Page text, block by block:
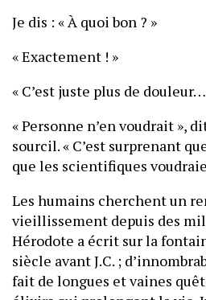
Je dis : « À quoi bon ? »
« Exactement ! »
« C’est juste plus de
« Personne n’en voudrait »,
sourcil. « C’est surprenant
que les scientifiques
Les humains cherchent un
vieillissement depuis des
Hérodote a écrit sur la
siècle avant J.C. ;
fait de longues et vaines